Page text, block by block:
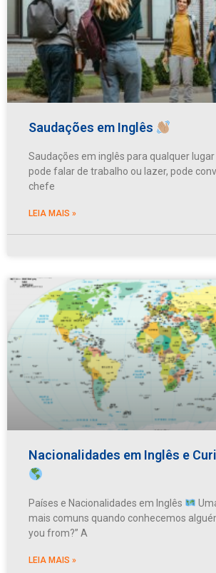
Saudações em Inglês
Saudações em inglês para qualquer
pode falar de trabalho ou lazer, pode
chefe
LEIA MAIS »
Nacionalidades em Inglês e
Países e Nacionalidades em Inglês
mais comuns quando conhecemos
you from?” A
LEIA MAIS »